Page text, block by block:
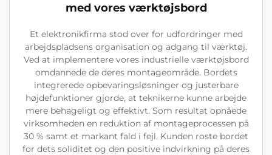
med vores værktøjsbord
Et elektronikfirma stod over for udfordringer med
arbejdspladsens organisation og adgang til værktøj.
Ved at implementere vores industrielle værktøjsbord
omdannede de deres montageområde. Bordets
integrerede opbevaringsløsninger og justerbare
højdefunktioner gjorde, at teknikerne kunne arbejde
mere behageligt og effektivt. Som resultat opnåede
virksomheden en reduktion af montageprocessen på
30 % samt et markant fald i fejl. Kunden roste bordet
for dets soliditet og den positive indvirkning på deres